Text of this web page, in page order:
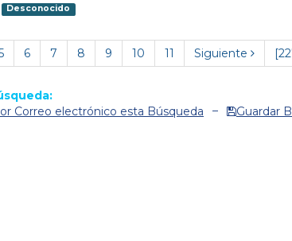
Desconocido
6 7 8 9 10 11 Siguiente
Correo electrónico esta Búsqueda Guardar